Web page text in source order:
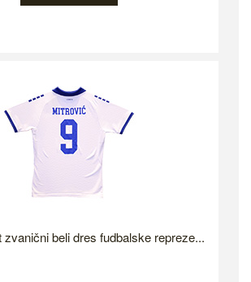
zvanični beli dres fudbalske repreze...